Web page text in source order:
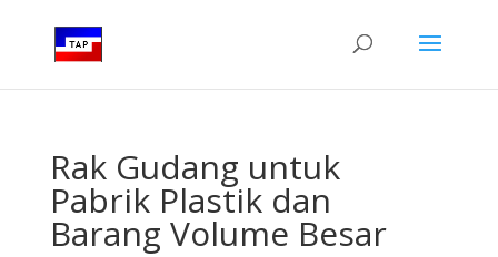
Rak Gudang untuk
Pabrik Plastik dan
Barang Volume Besar